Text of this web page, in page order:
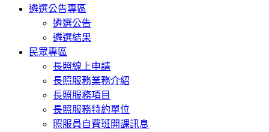
遴選公告專區
遴選公告
遴選結果
民眾專區
長照線上申請
長照服務業務介紹
長照服務項目
長照服務特約單位
照服員自費班開課訊息